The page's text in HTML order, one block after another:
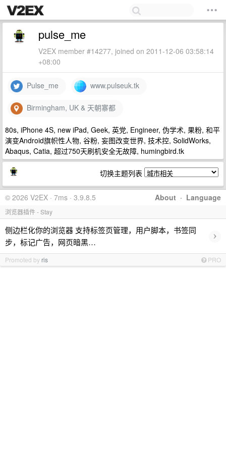
pulse_me
V2EX member #14277, joined on 2011-12-06 03:58:14
+08:00
Pulse_me www.pulseuk.tk
Birmingham, UK & 天朝寨都
80s, iPhone 4S, new iPad, Geek, 英党, Engineer, 伪学术, 果粉, 和平
演变Android旗帜性人物, 谷粉, 妄图改变世界, 技术控, SolidWorks,
Abaqus, Catia, 超过750天刷机安全无故障, humingbird.tk
切换主题列表
About · Language
© 2026 V2EX · 7ms · 3.9.8.5
浏览器插件 - Stay
侧边栏化你的浏览器 支持标签页管理，用户脚本，书签同
步，标记广告，网页暗黑…
›
Promoted by ris PRO